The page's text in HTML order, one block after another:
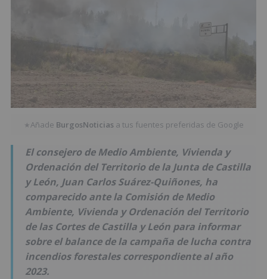
★Añade BurgosNoticias a tus fuentes preferidas de Google
El consejero de Medio Ambiente, Vivienda y
Ordenación del Territorio de la Junta de Castilla
y León, Juan Carlos Suárez-Quiñones, ha
comparecido ante la Comisión de Medio
Ambiente, Vivienda y Ordenación del Territorio
de las Cortes de Castilla y León para informar
sobre el balance de la campaña de lucha contra
incendios forestales correspondiente al año
2023.